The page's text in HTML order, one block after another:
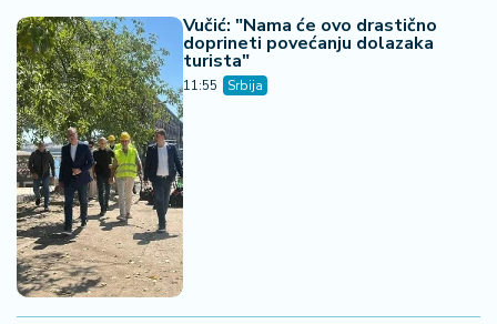
Vučić: "Nama će ovo drastično
doprineti povećanju dolazaka
turista"
11:55 Srbija